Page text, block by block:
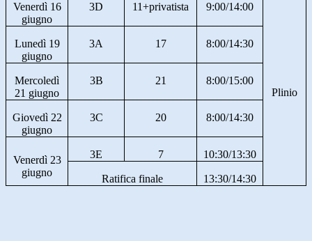
Venerdì 16
giugno
3D 11+privatista 9:00/14:00
Plinio
Lunedì 19
giugno
3A 17 8:00/14:30
Mercoledì
21 giugno
3B 21 8:00/15:00
Giovedì 22
giugno
3C 20 8:00/14:30
Venerdì 23
giugno
3E 7 10:30/13:30
Ratifica finale 13:30/14:30